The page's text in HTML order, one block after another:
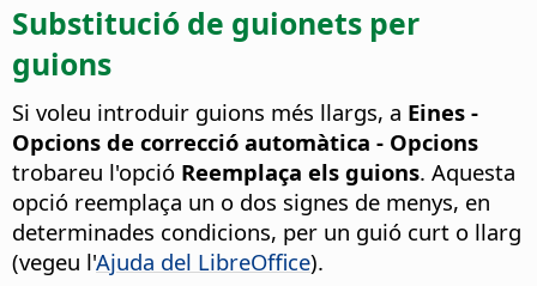
Substitució de guionets per
guions
Si voleu introduir guions més llargs, a Eines -
Opcions de correcció automàtica - Opcions
trobareu l'opció Reemplaça els guions. Aquesta
opció reemplaça un o dos signes de menys, en
determinades condicions, per un guió curt o llarg
(vegeu l'Ajuda del LibreOffice).